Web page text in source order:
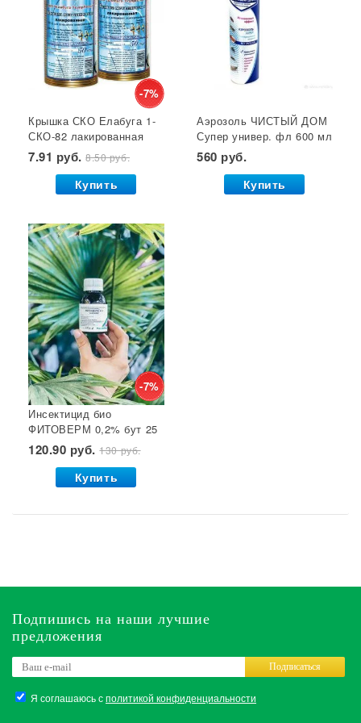
Крышки для консервирования Семена газонной травы
Лейки для цветов Мицелий грибов
Кустодержатели Кокосовый субстрат
Отпугиватель крыс
Гет от тараканов Отрава от крыс Семена салата
-7%
Крышка СКО Елабуга 1-
СКО-82 лакированная
Звезда 1/50/600*
7.91 руб.8.50 руб.
Купить
Аэрозоль ЧИСТЫЙ ДОМ
Супер универ. фл 600 мл
(двойное распыление)
GB 1/24*
560 руб.
Купить
-7%
Инсектицид био
ФИТОВЕРМ 0,2% бут 25
мл ВХ 1/30
120.90 руб.130 руб.
Купить
Подпишись на наши лучшие
предложения
Я соглашаюсь сполитикой конфиденциальности
Подписаться